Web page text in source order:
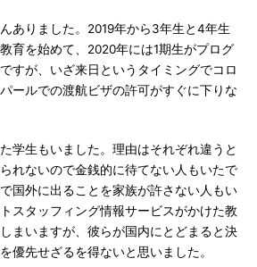
ありました。2019年から3年生と4年生
育を始めて、2020年には1期生がプログ
すが、いざ来日というタイミングでコロ
ールでの渡航ビザの許可がすぐに下りな
学生もいました。理由はそれぞれ違うと
れないので金銭的に待てない人もいたで
国外に出ることを家族が許さない人もい
スタッフィング情報サービスがかけた教
まいますが、彼らが国内にとどまると決
優先せざるを得ないと思いました。